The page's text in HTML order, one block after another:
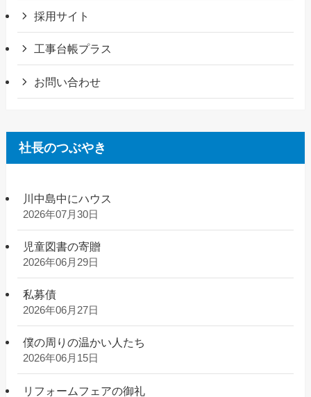
採用サイト
工事台帳プラス
お問い合わせ
社長のつぶやき
川中島中にハウス
2026年07月30日
児童図書の寄贈
2026年06月29日
私募債
2026年06月27日
僕の周りの温かい人たち
2026年06月15日
リフォームフェアの御礼